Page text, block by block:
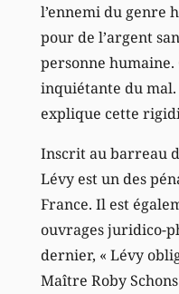
l’ennemi du genre
pour de l’argent
personne humaine.
inquiétante du mal.
explique cette
Inscrit au barreau
Lévy est un des
France. Il est
ouvrages juridico-
dernier, « Lévy
Maître Roby